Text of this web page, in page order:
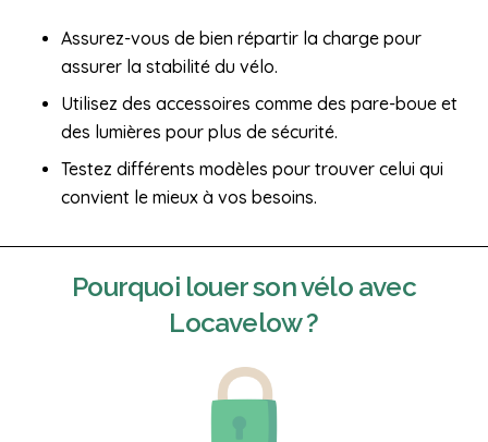
Assurez-vous de bien répartir la charge pour
assurer la stabilité du vélo.
Utilisez des accessoires comme des pare-boue et
des lumières pour plus de sécurité.
Testez différents modèles pour trouver celui qui
convient le mieux à vos besoins.
Pourquoi louer son véloavec
Locavelow ?